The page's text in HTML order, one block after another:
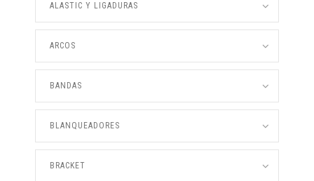
ALASTIC Y LIGADURAS
ARCOS
BANDAS
BLANQUEADORES
BRACKET